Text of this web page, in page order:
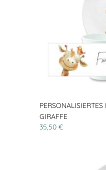
GIRAFFE
35,50 €